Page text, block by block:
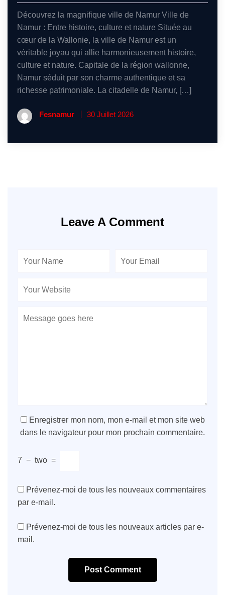
Découvrez la magnifique ville de Namur Ville de
Namur : Entre histoire, culture et nature Située au
cœur de la Wallonie, la ville de Namur est un
véritable joyau qui allie harmonieusement histoire,
culture et nature. Capitale de la région wallonne,
Namur séduit par son charme authentique et sa
richesse patrimoniale. La citadelle de Namur, […]
Fesnamur 30 Juillet 2026
Leave A Comment
Enregistrer mon nom, mon e-mail et mon site web
dans le navigateur pour mon prochain commentaire.
7 − two =
Prévenez-moi de tous les nouveaux commentaires
par e-mail.
Prévenez-moi de tous les nouveaux articles par e-
mail.
Post Comment